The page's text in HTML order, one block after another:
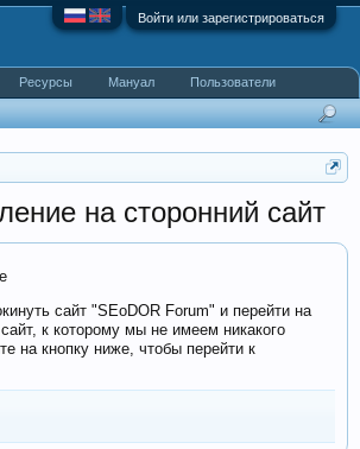
Войти или зарегистрироваться
на сторонний сайт
сайт "SEoDOR Forum" и перейти на
к которому мы не имеем никакого
на кнопку ниже, чтобы перейти к
Ресурсы Мануал Пользователи